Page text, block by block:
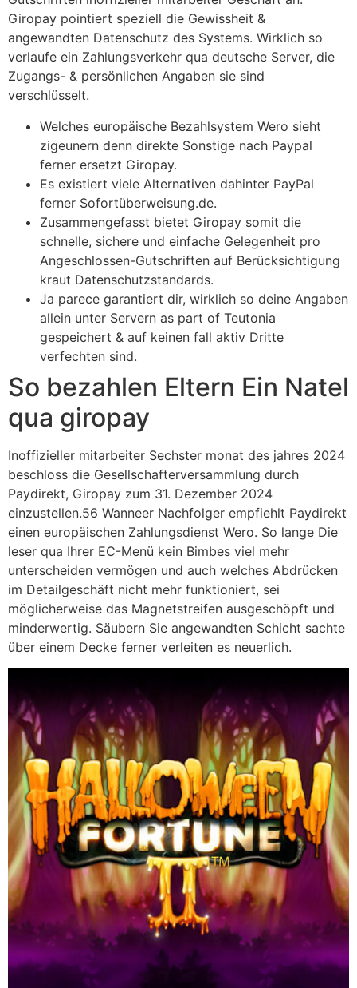
Giropay pointiert speziell die Gewissheit &
angewandten Datenschutz des Systems. Wirklich so
verlaufe ein Zahlungsverkehr qua deutsche Server, die
Zugangs- & persönlichen Angaben sie sind
verschlüsselt.
Welches europäische Bezahlsystem Wero sieht
zigeunern denn direkte Sonstige nach Paypal
ferner ersetzt Giropay.
Es existiert viele Alternativen dahinter PayPal
ferner Sofortüberweisung.de.
Zusammengefasst bietet Giropay somit die
schnelle, sichere und einfache Gelegenheit pro
Angeschlossen-Gutschriften auf Berücksichtigung
kraut Datenschutzstandards.
Ja parece garantiert dir, wirklich so deine Angaben
allein unter Servern as part of Teutonia
gespeichert & auf keinen fall aktiv Dritte
verfechten sind.
So bezahlen Eltern Ein Natel
qua giropay
Inoffizieller mitarbeiter Sechster monat des jahres 2024
beschloss die Gesellschafterversammlung durch
Paydirekt, Giropay zum 31. Dezember 2024
einzustellen.56 Wanneer Nachfolger empfiehlt Paydirekt
einen europäischen Zahlungsdienst Wero. So lange Die
leser qua Ihrer EC-Menü kein Bimbes viel mehr
unterscheiden vermögen und auch welches Abdrücken
im Detailgeschäft nicht mehr funktioniert, sei
möglicherweise das Magnetstreifen ausgeschöpft und
minderwertig. Säubern Sie angewandten Schicht sachte
über einem Decke ferner verleiten es neuerlich.